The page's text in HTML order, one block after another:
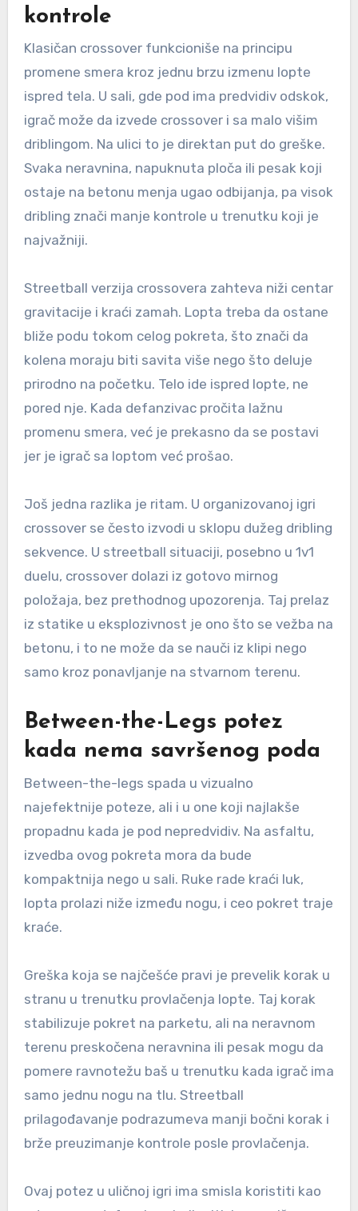
kontrole
Klasičan crossover funkcioniše na principu
promene smera kroz jednu brzu izmenu lopte
ispred tela. U sali, gde pod ima predvidiv odskok,
igrač može da izvede crossover i sa malo višim
driblingom. Na ulici to je direktan put do greške.
Svaka neravnina, napuknuta ploča ili pesak koji
ostaje na betonu menja ugao odbijanja, pa visok
dribling znači manje kontrole u trenutku koji je
najvažniji.
Streetball verzija crossovera zahteva niži centar
gravitacije i kraći zamah. Lopta treba da ostane
bliže podu tokom celog pokreta, što znači da
kolena moraju biti savita više nego što deluje
prirodno na početku. Telo ide ispred lopte, ne
pored nje. Kada defanzivac pročita lažnu
promenu smera, već je prekasno da se postavi
jer je igrač sa loptom već prošao.
Još jedna razlika je ritam. U organizovanoj igri
crossover se često izvodi u sklopu dužeg dribling
sekvence. U streetball situaciji, posebno u 1v1
duelu, crossover dolazi iz gotovo mirnog
položaja, bez prethodnog upozorenja. Taj prelaz
iz statike u eksplozivnost je ono što se vežba na
betonu, i to ne može da se nauči iz klipi nego
samo kroz ponavljanje na stvarnom terenu.
Between-the-Legs potez
kada nema savršenog poda
Between-the-legs spada u vizualno
najefektnije poteze, ali i u one koji najlakše
propadnu kada je pod nepredvidiv. Na asfaltu,
izvedba ovog pokreta mora da bude
kompaktnija nego u sali. Ruke rade kraći luk,
lopta prolazi niže između nogu, i ceo pokret traje
kraće.
Greška koja se najčešće pravi je prevelik korak u
stranu u trenutku provlačenja lopte. Taj korak
stabilizuje pokret na parketu, ali na neravnom
terenu preskočena neravnina ili pesak mogu da
pomere ravnotežu baš u trenutku kada igrač ima
samo jednu nogu na tlu. Streetball
prilagođavanje podrazumeva manji bočni korak i
brže preuzimanje kontrole posle provlačenja.
Ovaj potez u uličnoj igri ima smisla koristiti kao